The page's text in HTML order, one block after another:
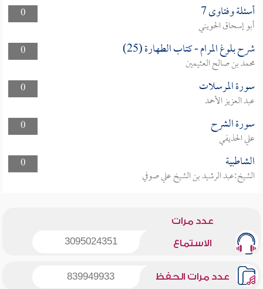
0 أسئلة وفتاوى 7
أبو إسحاق الحويني
0
شرح بلوغ المرام - كتاب الطهارة (25)
محمد بن صالح العثيمين
0
سورة المرسلات
عبد العزيز الأحمد
0
سورة الشرح
علي الحذيفي
0
الشاطبية
الشيخ:عبد الرشيد بن الشيخ علي صوفي
عدد مرات
الاستماع 3095024351
عدد مرات الحفظ 839949933